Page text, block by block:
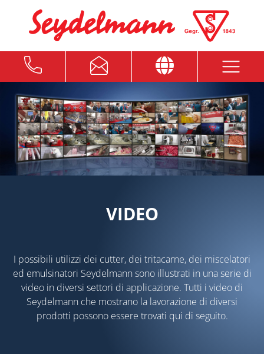
VIDEO
I possibili utilizzi dei cutter, dei tritacarne, dei miscelatori
ed emulsinatori Seydelmann sono illustrati in una serie di
video in diversi settori di applicazione. Tutti i video di
Seydelmann che mostrano la lavorazione di diversi
prodotti possono essere trovati qui di seguito.